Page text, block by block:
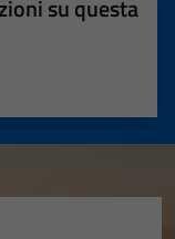
su questa